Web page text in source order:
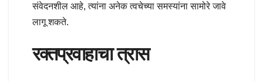
संवेदनशील आहे, त्यांना अनेक त्वचेच्या समस्यांना सामोरे जावे
लागू शकते.
रक्तप्रवाहाचा त्रास